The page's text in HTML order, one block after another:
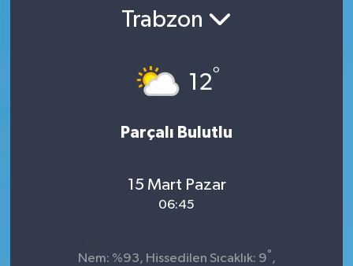
Trabzon
12°
Parçalı Bulutlu
15 Mart Pazar
06:45
Nem: %93, Hissedilen Sıcaklık: 9° ,